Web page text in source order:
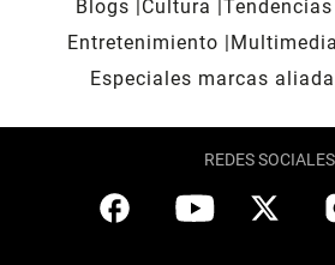
Blogs
Cultura Tendencias
Entretenimiento
Multimedia
Especiales marcas
REDES SOCIALES